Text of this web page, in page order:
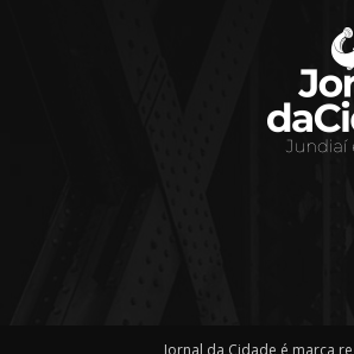
Jornal da Cidade é marca